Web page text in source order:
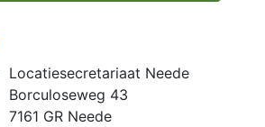
Locatiesecretariaat Neede
Borculoseweg 43
7161 GR Neede